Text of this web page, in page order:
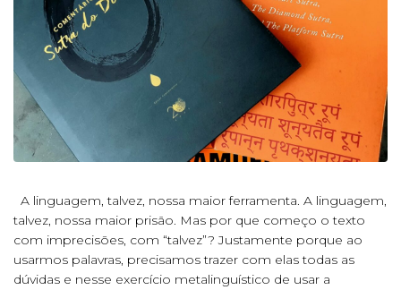
A linguagem, talvez, nossa maior ferramenta. A linguagem,
talvez, nossa maior prisão. Mas por que começo o texto
com imprecisões, com “talvez”? Justamente porque ao
usarmos palavras, precisamos trazer com elas todas as
dúvidas e nesse exercício metalinguístico de usar a